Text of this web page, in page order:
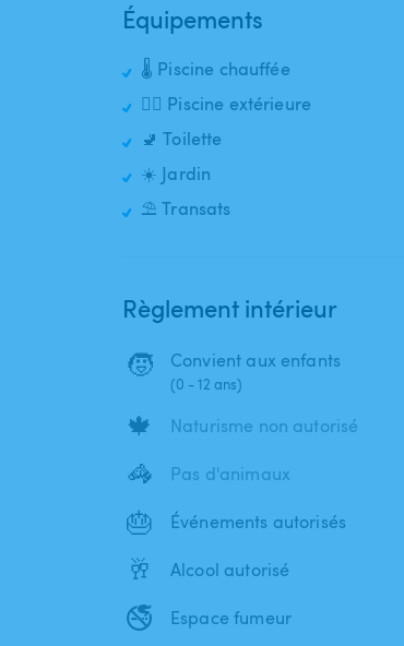
Équipements
🌡️ Piscine chauffée
🏊‍♂️ Piscine extérieure
🚽 Toilette
☀️ Jardin
⛱️ Transats
Règlement intérieur
🧒 Convient aux enfants
(0 - 12 ans)
🍁 Naturisme non autorisé
🦓 Pas d'animaux
🎂 Événements autorisés
🥂 Alcool autorisé
🚭 Espace fumeur